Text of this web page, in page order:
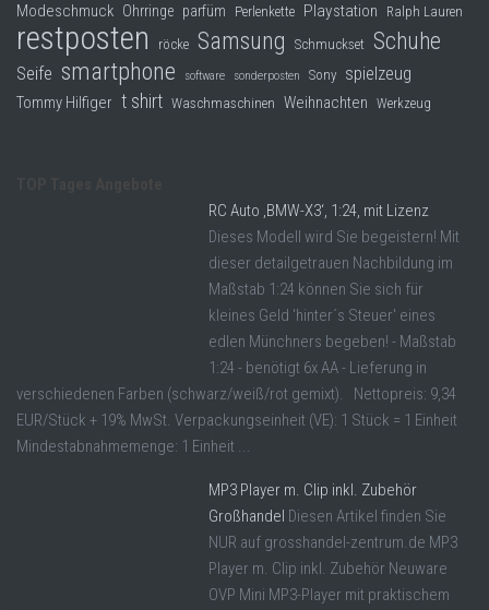
Modeschmuck Ohrringe parfüm Perlenkette Playstation Ralph Lauren
restposten röcke Samsung Schmuckset Schuhe
Seife smartphone software sonderposten Sony spielzeug
Tommy Hilfiger t shirt Waschmaschinen Weihnachten Werkzeug
RC Auto ‚BMW-X3‘, 1:24, mit Lizenz
Dieses Modell wird Sie begeistern! Mit
dieser detailgetrauen Nachbildung im
Maßstab 1:24 können Sie sich für
kleines Geld 'hinter´s Steuer' eines
edlen Münchners begeben! - Maßstab
1:24 - benötigt 6x AA - Lieferung in
verschiedenen Farben (schwarz/weiß/rot gemixt). Nettopreis: 9,34
EUR/Stück + 19% MwSt. Verpackungseinheit (VE): 1 Stück = 1 Einheit
Mindestabnahmemenge: 1 Einheit ...
MP3 Player m. Clip inkl. Zubehör
Großhandel Diesen Artikel finden Sie
NUR auf grosshandel-zentrum.de MP3
Player m. Clip inkl. Zubehör Neuware
OVP Mini MP3-Player mit praktischem